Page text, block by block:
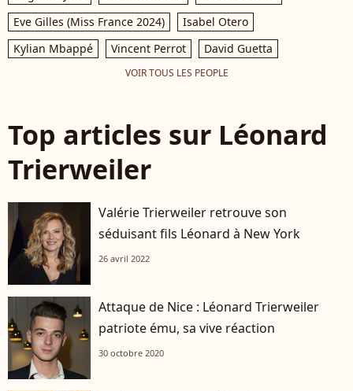
2018. © Philippe
Baldini/Bestimage
Lancaster à Paris,
France, le 13 mars
2017. © Marc Ausset-
Lacroix/Bestimage
Eve Gilles (Miss France 2024)
Isabel Otero
Kylian Mbappé
Vincent Perrot David Guetta
VOIR TOUS LES PEOPLE
Top articles sur Léonard
Trierweiler
Valérie Trierweiler retrouve son
séduisant fils Léonard à New York
26 avril 2022
Attaque de Nice : Léonard Trierweiler
patriote ému, sa vive réaction
30 octobre 2020